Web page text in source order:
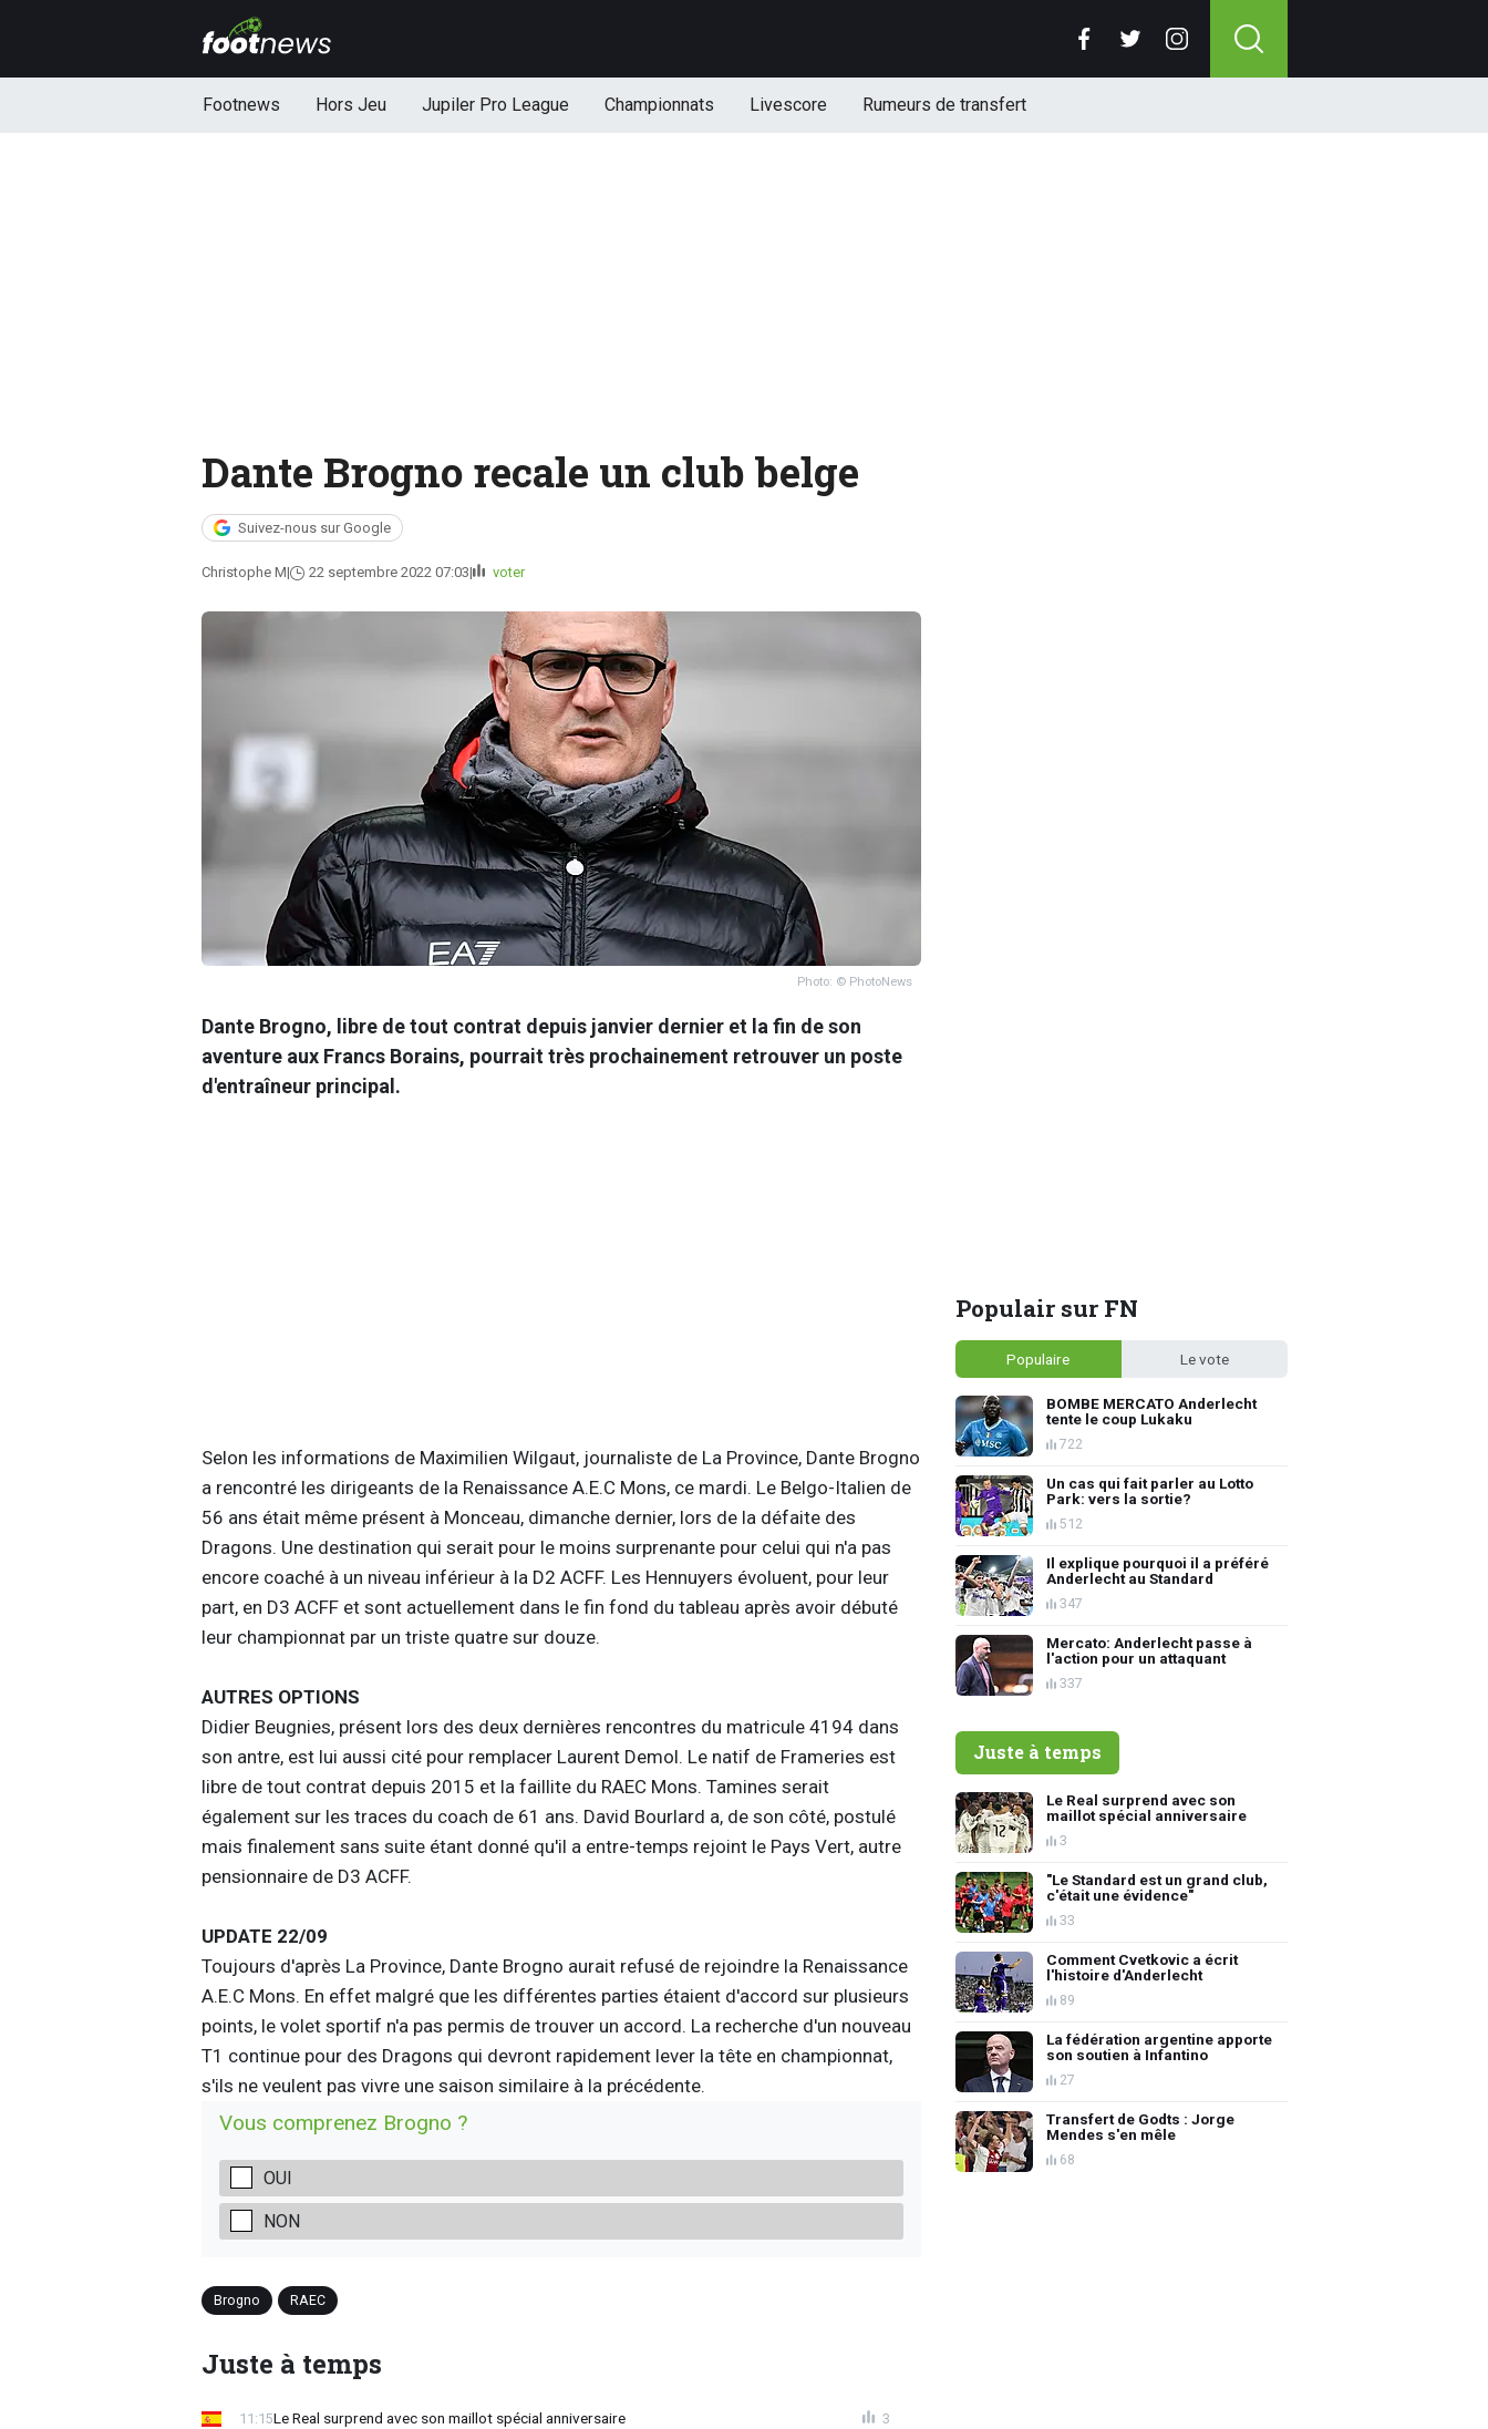
Footnews Hors Jeu Jupiler Pro League Championnats Livescore Rumeurs de transfert
Dante Brogno recale un club belge
Suivez-nous sur Google
Christophe M 22 septembre 2022 07:03 voter
Photo: © PhotoNews
Dante Brogno, libre de tout contrat depuis janvier dernier et la fin de son
aventure aux Francs Borains, pourrait très prochainement retrouver un poste
d'entraîneur principal.
Selon les informations de Maximilien Wilgaut, journaliste de La Province, Dante Brogno
a rencontré les dirigeants de la Renaissance A.E.C Mons, ce mardi. Le Belgo-Italien de
56 ans était même présent à Monceau, dimanche dernier, lors de la défaite des
Dragons. Une destination qui serait pour le moins surprenante pour celui qui n'a pas
encore coaché à un niveau inférieur à la D2 ACFF. Les Hennuyers évoluent, pour leur
part, en D3 ACFF et sont actuellement dans le fin fond du tableau après avoir débuté
leur championnat par un triste quatre sur douze.
AUTRES OPTIONS
Didier Beugnies, présent lors des deux dernières rencontres du matricule 4194 dans
son antre, est lui aussi cité pour remplacer Laurent Demol. Le natif de Frameries est
libre de tout contrat depuis 2015 et la faillite du RAEC Mons. Tamines serait
également sur les traces du coach de 61 ans. David Bourlard a, de son côté, postulé
mais finalement sans suite étant donné qu'il a entre-temps rejoint le Pays Vert, autre
pensionnaire de D3 ACFF.
UPDATE 22/09
Toujours d'après La Province, Dante Brogno aurait refusé de rejoindre la Renaissance
A.E.C Mons. En effet malgré que les différentes parties étaient d'accord sur plusieurs
points, le volet sportif n'a pas permis de trouver un accord. La recherche d'un nouveau
T1 continue pour des Dragons qui devront rapidement lever la tête en championnat,
s'ils ne veulent pas vivre une saison similaire à la précédente.
Vous comprenez Brogno ?
OUI
NON
Brogno RAEC
Juste à temps
Le Real surprend avec son maillot spécial anniversaire
11:15 3
Populair sur FN
Populaire Le vote
BOMBE MERCATO Anderlecht
tente le coup Lukaku
722
Un cas qui fait parler au Lotto
Park: vers la sortie?
512
Il explique pourquoi il a préféré
Anderlecht au Standard
347
Mercato: Anderlecht passe à
l'action pour un attaquant
337
Juste à temps
Le Real surprend avec son
maillot spécial anniversaire
3
"Le Standard est un grand club,
c'était une évidence"
33
Comment Cvetkovic a écrit
l'histoire d'Anderlecht
89
La fédération argentine apporte
son soutien à Infantino
27
Transfert de Godts : Jorge
Mendes s'en mêle
68